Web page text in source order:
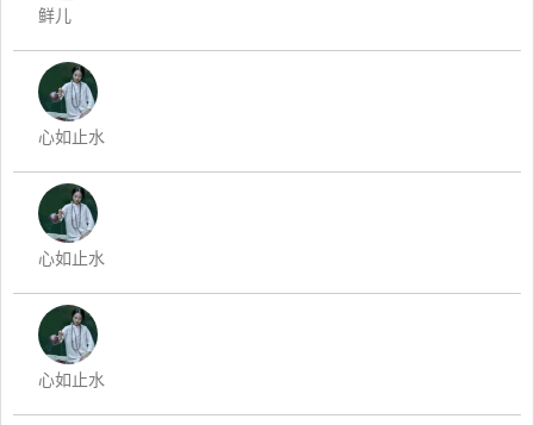
鲜儿
心如止水
心如止水
心如止水